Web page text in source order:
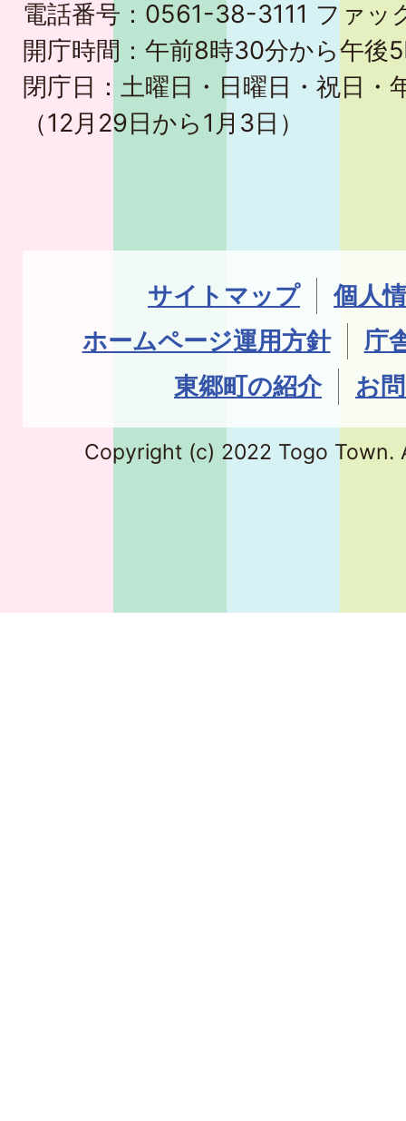
電話番号：0561-38-3111 ファ
開庁時間：午前8時30分から午後
閉庁日：土曜日・日曜日・祝日・
（12月29日から1月3日）
サイトマップ
個人
ホームページ運用方針
庁
東郷町の紹介
お
Copyright (c) 2022 Togo Town.